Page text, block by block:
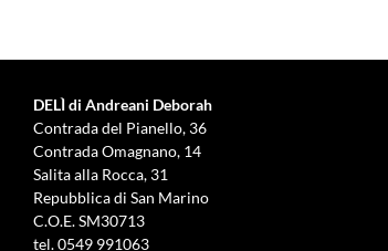
DELÌ di Andreani Deborah
Contrada del Pianello, 36
Contrada Omagnano, 14
Salita alla Rocca, 31
Repubblica di San Marino
C.O.E. SM30713
tel.0549 991063